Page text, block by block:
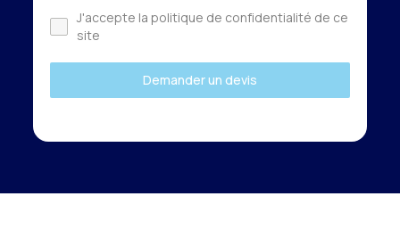
J'accepte la politique de confidentialité de ce
site
Demander un devis